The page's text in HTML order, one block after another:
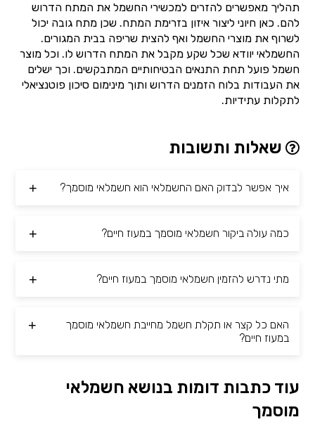
תהליך מאפשרים להזרים למכשירי החשמל את המתח הדרוש
להם. כאן חיוני ליצור איזון בזרימת המתח. שכן מתח גובה יכול
לשרוף את מוצרי החשמל ואף להצית שריפה בבית המגורים.
החשמלאי יוודא שכל שקע מקבל את המתח הדרוש לו. וכל מוצר
חשמל פועל תחת התנאים הבטיחותיים המתבקשים. וכך ישלים
את העבודות בלוח הזמנים הדרוש ותוך מינימום סיכון פוטנציאלי
לתקלות עתידיות.
שאלות ותשובות
איך אפשר לבדוק האם החשמלאי הוא חשמלאי מוסמך?
כמה עולה ביקור חשמלאי מוסמך במעוז חיים?
מתי נדרש להזמין חשמלאי מוסמך במעוז חיים?
האם כל קצר או תקלת חשמל מחייבת חשמלאי מוסמך
במעוז חיים?
עוד כתבות דומות בנושא חשמלאי
מוסמך